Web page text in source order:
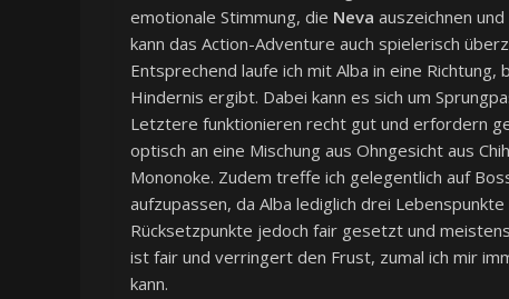
emotionale Stimmung, die Neva auszeichnen
kann das Action-Adventure auch spielerisch
Entsprechend laufe ich mit Alba in eine
Hindernis ergibt. Dabei kann es sich um
Letztere funktionieren recht gut und erfordern
optisch an eine Mischung aus Ohngesicht aus
Mononoke. Zudem treffe ich gelegentlich auf
aufzupassen, da Alba lediglich drei
Rücksetzpunkte jedoch fair gesetzt und
ist fair und verringert den Frust, zumal ich mir
kann.